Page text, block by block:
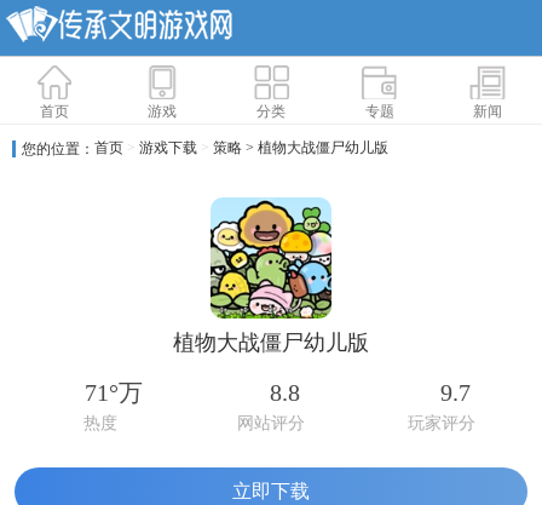
首页 游戏 分类 专题 新闻
您的位置： 首页 > 游戏下载 > 策略 > 植物大战僵尸幼儿版
植物大战僵尸幼儿版
71°万
热度
8.8
网站评分
9.7
玩家评分
立即下载